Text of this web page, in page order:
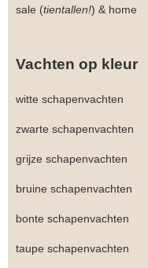
sale (tientallen!) & home
Vachten op kleur
witte schapenvachten
zwarte schapenvachten
grijze schapenvachten
bruine schapenvachten
bonte schapenvachten
taupe schapenvachten